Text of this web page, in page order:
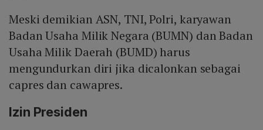
Meski demikian ASN, TNI, Polri, karyawan
Badan Usaha Milik Negara (BUMN) dan Badan
Usaha Milik Daerah (BUMD) harus
mengundurkan diri jika dicalonkan sebagai
capres dan cawapres.
Izin Presiden